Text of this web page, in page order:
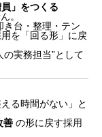
」をつくる
。
き台・整理・テン
を「回る形」に戻
実務担当”として
る時間がない」と
善 の形に戻す採用